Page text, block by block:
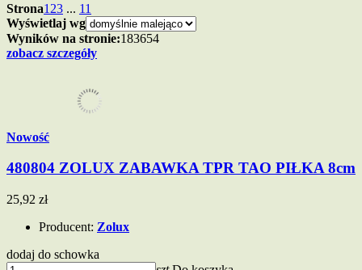
Strona1 23 ... 11
Wyświetlaj wg
Wyników na stronie:183654
zobacz szczegóły
Nowość
480804 ZOLUX ZABAWKA TPR TAO PIŁKA 8cm
25,92 zł
Producent: Zolux
dodaj do schowka